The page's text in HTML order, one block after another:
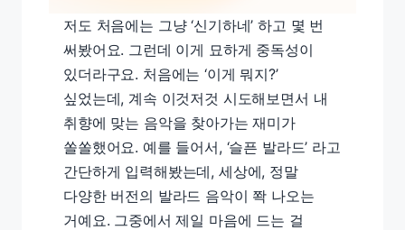
저도 처음에는 그냥 ‘신기하네’ 하고 몇 번
써봤어요. 그런데 이게 묘하게 중독성이
있더라구요. 처음에는 ‘이게 뭐지?’
싶었는데, 계속 이것저것 시도해보면서 내
취향에 맞는 음악을 찾아가는 재미가
쏠쏠했어요. 예를 들어서, ‘슬픈 발라드’ 라고
간단하게 입력해봤는데, 세상에, 정말
다양한 버전의 발라드 음악이 쫙 나오는
거예요. 그중에서 제일 마음에 드는 걸